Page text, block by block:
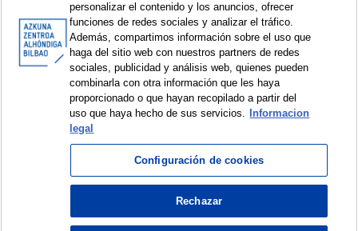
Sin fronteras. Migraciones en la historia
de Europa. 2024 (1)
© Azkuna Zentroa - Alhóndiga Bilbao
personalizar el contenido y los anuncios, ofrecer
funciones de redes sociales y analizar el tráfico.
Además, compartimos información sobre el uso que
haga del sitio web con nuestros partners de redes
sociales, publicidad y análisis web, quienes pueden
combinarla con otra información que les haya
proporcionado o que hayan recopilado a partir del
uso que haya hecho de sus servicios.
Informacion
legal
Configuración de cookies
Rechazar